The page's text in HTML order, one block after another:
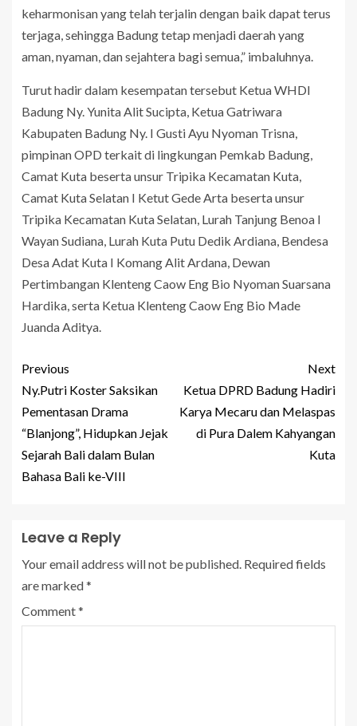
keharmonisan yang telah terjalin dengan baik dapat terus
terjaga, sehingga Badung tetap menjadi daerah yang
aman, nyaman, dan sejahtera bagi semua,” imbaluhnya.
Turut hadir dalam kesempatan tersebut Ketua WHDI
Badung Ny. Yunita Alit Sucipta, Ketua Gatriwara
Kabupaten Badung Ny. I Gusti Ayu Nyoman Trisna,
pimpinan OPD terkait di lingkungan Pemkab Badung,
Camat Kuta beserta unsur Tripika Kecamatan Kuta,
Camat Kuta Selatan I Ketut Gede Arta beserta unsur
Tripika Kecamatan Kuta Selatan, Lurah Tanjung Benoa I
Wayan Sudiana, Lurah Kuta Putu Dedik Ardiana, Bendesa
Desa Adat Kuta I Komang Alit Ardana, Dewan
Pertimbangan Klenteng Caow Eng Bio Nyoman Suarsana
Hardika, serta Ketua Klenteng Caow Eng Bio Made
Juanda Aditya.
Previous
Ny.Putri Koster Saksikan
Pementasan Drama
“Blanjong”, Hidupkan Jejak
Sejarah Bali dalam Bulan
Bahasa Bali ke-VIII
Next
Ketua DPRD Badung Hadiri
Karya Mecaru dan Melaspas
di Pura Dalem Kahyangan
Kuta
Leave a Reply
Your email address will not be published. Required fields
are marked*
Comment*